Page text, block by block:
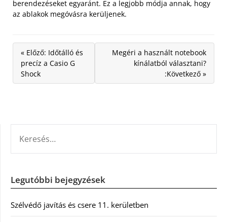
berendezéseket egyaránt. Ez a legjobb módja annak, hogy
az ablakok megóvásra kerüljenek.
« Előző: Időtálló és
precíz a Casio G
Shock
Megéri a használt notebook
kínálatból választani?
:Következő »
Legutóbbi bejegyzések
Szélvédő javítás és csere 11. kerületben